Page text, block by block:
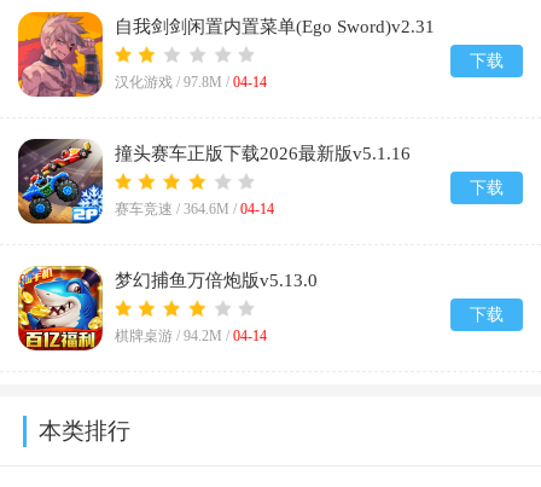
自我剑剑闲置内置菜单(Ego Sword)v2.31
汉化游戏 / 97.8M / 04-14
下载
撞头赛车正版下载2026最新版v5.1.16
赛车竞速 / 364.6M / 04-14
下载
梦幻捕鱼万倍炮版v5.13.0
棋牌桌游 / 94.2M / 04-14
下载
本类排行